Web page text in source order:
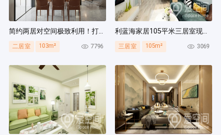
简约两居对空间极致利用！打造多组通顶柜，整齐能装！
二居室 103m² 7796
利蓝海家居105平米三居室现代简约风装修案例
三居室 105m² 3069